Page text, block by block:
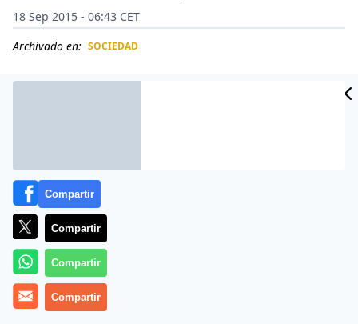
18 Sep 2015 - 06:43 CET
Archivado en: SOCIEDAD
Tom Cruise, de 53 años, atraviesa uno de los
Compartir
Compartir
Compartir
Compartir